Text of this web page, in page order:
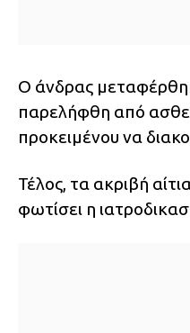
Ο άνδρας
παρελήφθη από
προκειμένου να
Τέλος, τα ακριβή
φωτίσει η